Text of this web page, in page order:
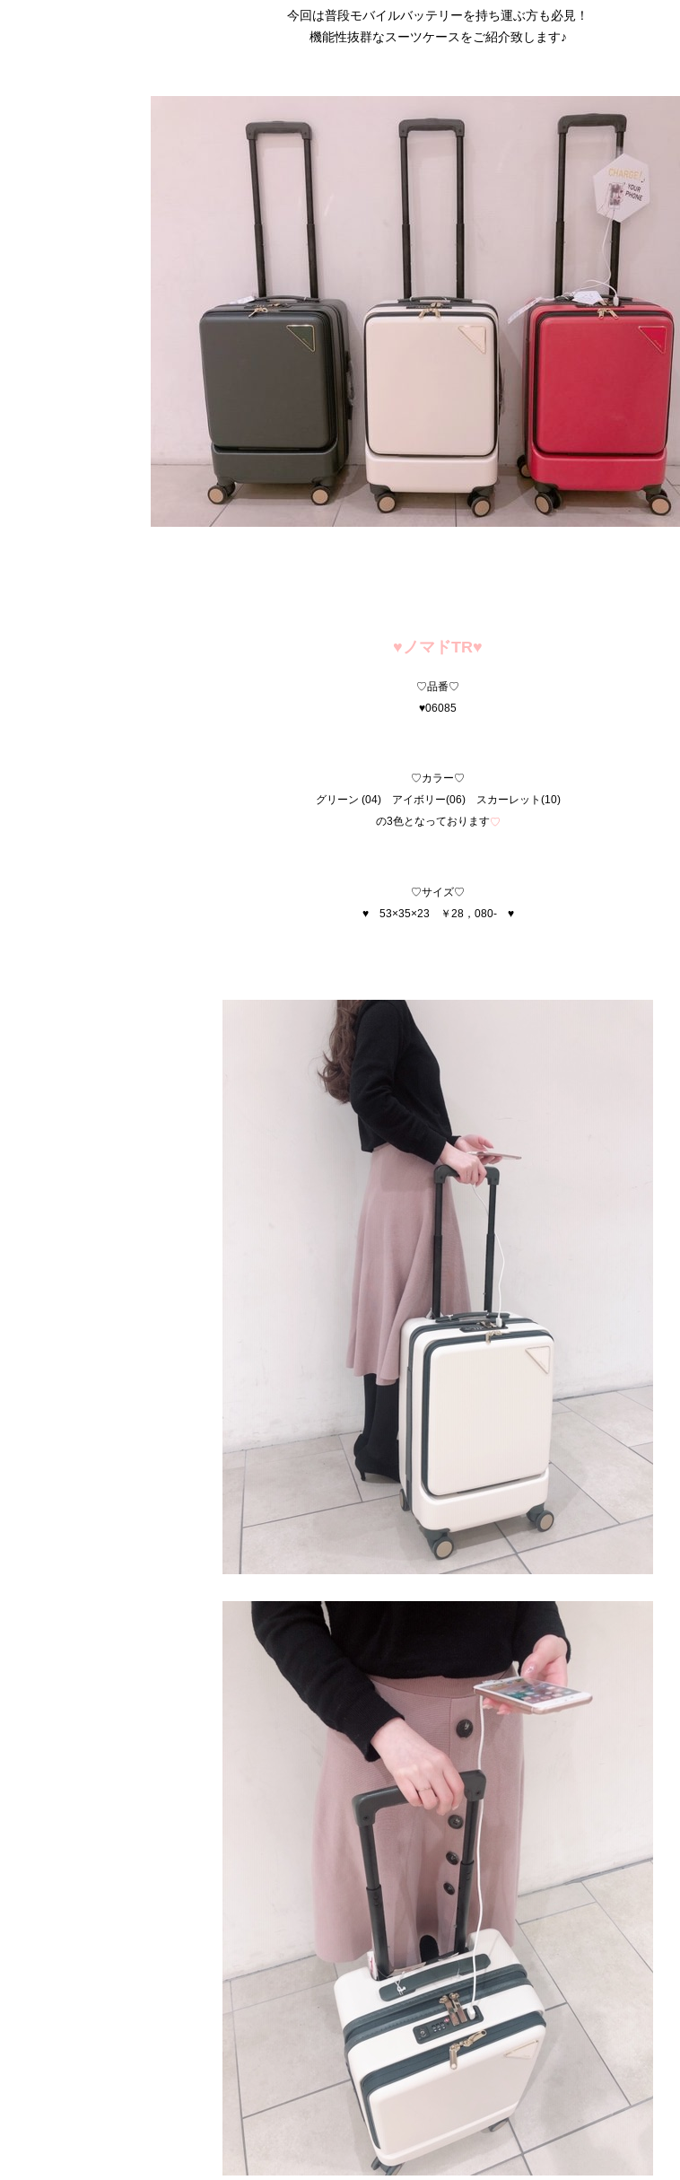
今回は普段モバイルバッテリーを持ち運ぶ方も必見！
機能性抜群なスーツケースをご紹介致します♪
♥ノマドTR♥
♡品番♡
♥06085
♡カラー♡
グリーン (04) アイボリー(06) スカーレット(10)
の3色となっております♡
♡サイズ♡
♥ 53×35×23 ￥28，080- ♥